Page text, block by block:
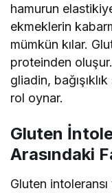
hamurun
ekmeklerin
mümkün kılar.
proteinden
gliadin,
rol oynar.
Gluten
Arasındaki
Gluten